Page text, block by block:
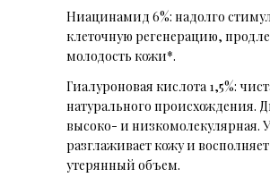
Ниацинамид 6%: надолго
клеточную регенерацию,
молодость кожи*.
Гиалуроновая кислота 1,5%:
натурального происхождения.
высоко- и низкомолекулярная.
разглаживает кожу и восполняет
утерянный объем.